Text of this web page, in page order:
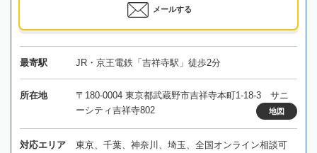
メールする
最寄駅 JR・京王電鉄「吉祥寺駅」徒歩2分
所在地
〒180-0004 東京都武蔵野市吉祥寺本町1-18-3 サニ
ーシティ吉祥寺802
地図
対応エリア 東京、千葉、神奈川、埼玉、全国オンライン相談可